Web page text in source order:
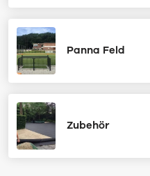
Panna Feld
Zubehör